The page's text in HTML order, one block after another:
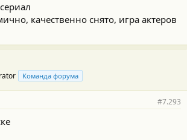
качественно снято, игра актеров
Команда форума
#7.293